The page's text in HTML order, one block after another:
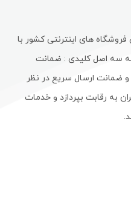
های اینترنتی کشور با
سه اصل کلیدی : ضمانت
ضمانت ارسال سریع در نظر
به رقابت بپردازد و خدمات